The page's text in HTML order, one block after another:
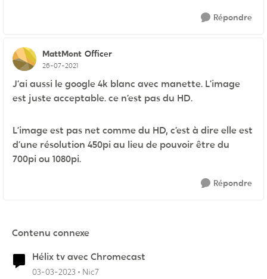
Répondre
MattMont Officer
26-07-2021
J’ai aussi le google 4k blanc avec manette. L’image
est juste acceptable. ce n’est pas du HD.
L’image est pas net comme du HD, c’est à dire elle est
d’une résolution 450pi au lieu de pouvoir être du
700pi ou 1080pi.
Répondre
Contenu connexe
Hélix tv avec Chromecast
03-03-2023 Nic7